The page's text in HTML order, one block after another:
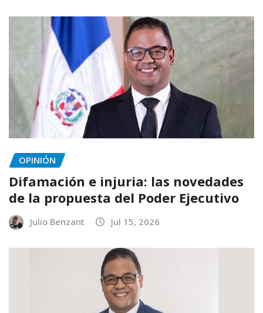
OPINIÓN
Difamación e injuria: las novedades
de la propuesta del Poder Ejecutivo
Julio Benzant Jul 15, 2026